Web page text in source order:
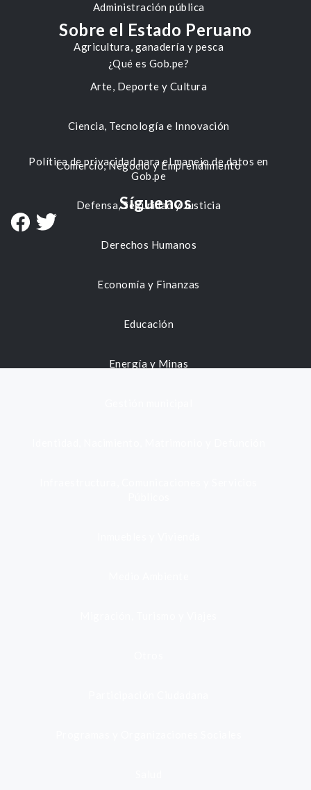
Administración pública
Agricultura, ganadería y pesca
Arte, Deporte y Cultura
Ciencia, Tecnología e Innovación
Comercio, Negocio y Emprendimiento
Defensa, Seguridad y Justicia
Derechos Humanos
Economía y Finanzas
Educación
Energía y Minas
Sobre el Estado Peruano
¿Qué es Gob.pe?
Política de privacidad para el manejo de datos en
Gob.pe
Síguenos